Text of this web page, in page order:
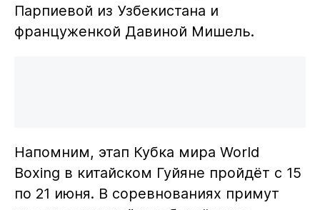
Парпиевой из Узбекистана и
француженкой Давиной Мишель.
Напомним, этап Кубка мира World
Boxing в китайском Гуйяне пройдёт с 15
по 21 июня. В соревнованиях примут